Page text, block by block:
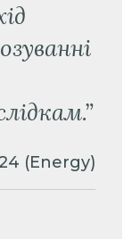
(Energy)